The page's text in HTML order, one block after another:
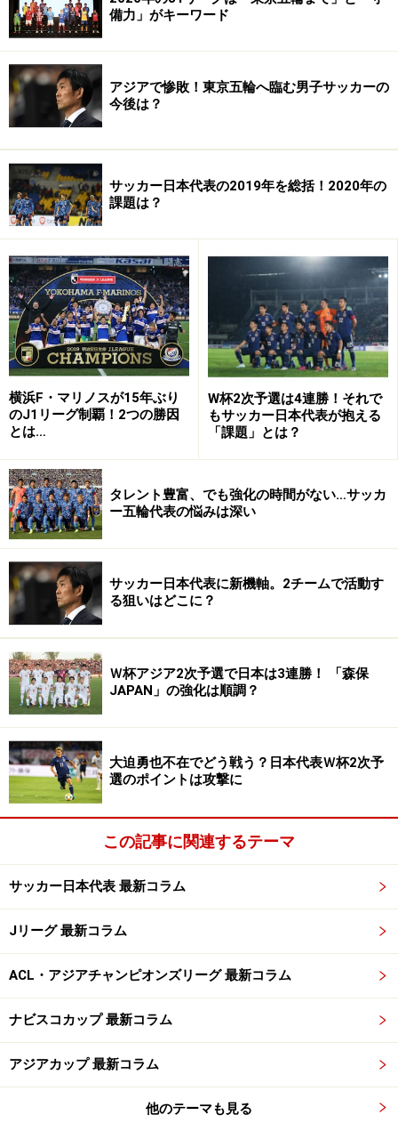
1/7
備力」がキーワード
アジアで惨敗！東京五輪へ臨む男子サッカーの
今後は？
サッカー日本代表の2019年を総括！2020年の
課題は？
横浜F・マリノスが15年ぶり
のJ1リーグ制覇！2つの勝因
とは…
W杯2次予選は4連勝！それで
もサッカー日本代表が抱える
「課題」とは？
タレント豊富、でも強化の時間がない…サッカ
ー五輪代表の悩みは深い
サッカー日本代表に新機軸。2チームで活動す
る狙いはどこに？
Ｗ杯アジア2次予選で日本は3連勝！ 「森保
JAPAN」の強化は順調？
大迫勇也不在でどう戦う？日本代表Ｗ杯2次予
選のポイントは攻撃に
この記事に関連するテーマ
サッカー日本代表 最新コラム
Jリーグ 最新コラム
ACL・アジアチャンピオンズリーグ 最新コラム
ナビスコカップ 最新コラム
アジアカップ 最新コラム
他のテーマも見る